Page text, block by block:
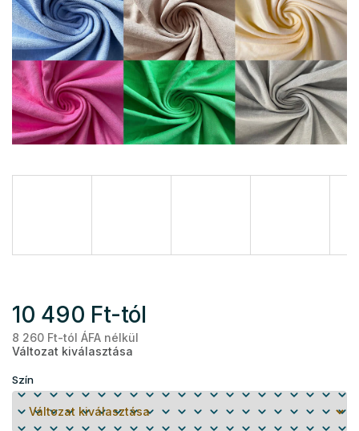
10 490 Ft-tól
8 260 Ft-tól ÁFA nélkül
Változat kiválasztása
Szín